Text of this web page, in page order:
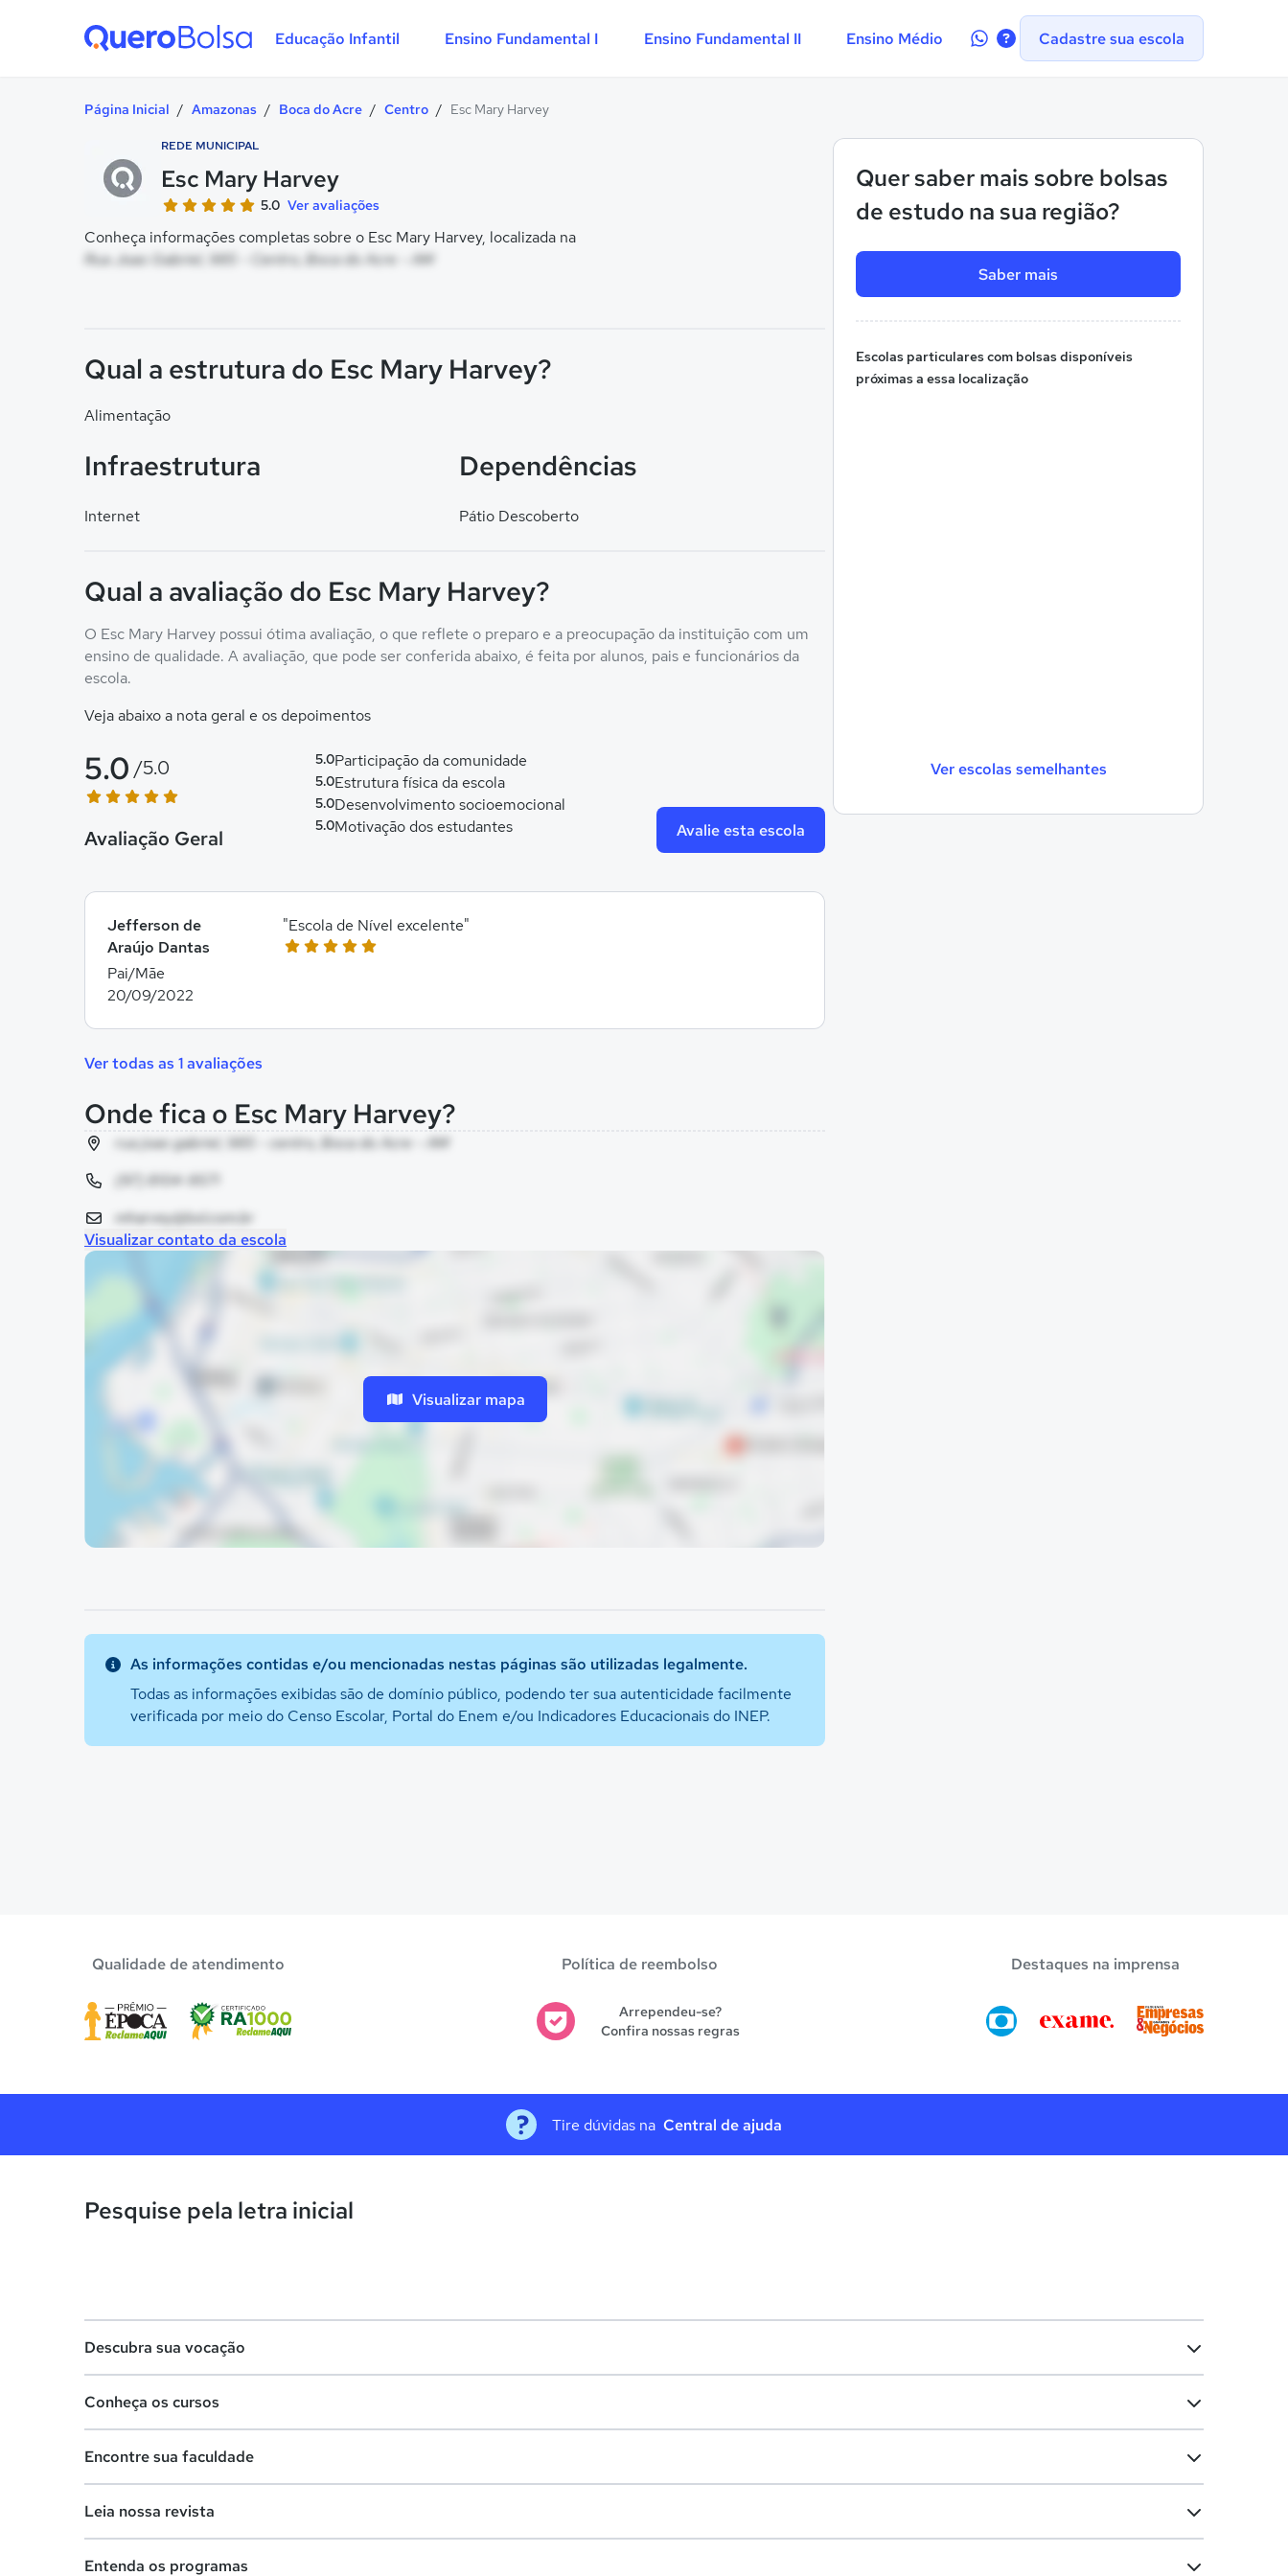
Educação Infantil Ensino Fundamental I Ensino Fundamental II Ensino Médio
Contate-Cadastre sua escola
Página Inicial / Amazonas / Boca do Acre / Centro / Esc Mary Harvey
REDE MUNICIPAL
Esc Mary Harvey
5.0 Ver avaliações
Conheça informações completas sobre o Esc Mary Harvey, localizada na
Rua Joao Gabriel, 985 - Centro, Boca do Acre - AM
Quer saber mais sobre bolsas
de estudo na sua região?
Saber mais
Escolas particulares com bolsas disponíveis
próximas a essa localização
Ver escolas semelhantes
Qual a estrutura do Esc Mary Harvey?
Alimentação
Infraestrutura
Internet
Dependências
Pátio Descoberto
Qual a avaliação do Esc Mary Harvey?
O Esc Mary Harvey possui ótima avaliação, o que reflete o preparo e a preocupação da instituição com um
ensino de qualidade. A avaliação, que pode ser conferida abaixo, é feita por alunos, pais e funcionários da
escola.
Veja abaixo a nota geral e os depoimentos
Avaliação Geral
5.0 /5.0 5.0Participação da comunidade
5.0Estrutura física da escola
5.0Desenvolvimento socioemocional
5.0Motivação dos estudantes Avalie esta escola
Jefferson de
Araújo Dantas
Pai/Mãe
20/09/2022
"Escola de Nível excelente"
Ver todas as 1 avaliações
Onde fica o Esc Mary Harvey?
rua joao gabriel, 985 - centro, Boca do Acre - AM
(97) 8104-9571
mharvey@bol.com.br
Visualizar contato da escola
Visualizar mapa
As informações contidas e/ou mencionadas nestas páginas são utilizadas legalmente.
Todas as informações exibidas são de domínio público, podendo ter sua autenticidade facilmente
verificada por meio do Censo Escolar, Portal do Enem e/ou Indicadores Educacionais do INEP.
Qualidade de atendimento Política de reembolso
Arrependeu-se?
Confira nossas regras
Destaques na imprensa
Tire dúvidas na Central de ajuda
Pesquise pela letra inicial
Descubra sua vocação
Lista de profissões
Conheça os cursos
Cursos de graduação
Encontre sua faculdade
Faculdades na sua cidade
Leia nossa revista
Entenda os programas